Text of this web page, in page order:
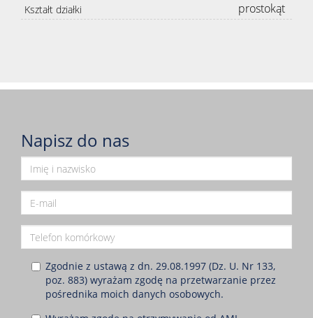
Kształt działki prostokąt
Napisz do nas
Zgodnie z ustawą z dn. 29.08.1997 (Dz. U. Nr 133,
poz. 883) wyrażam zgodę na przetwarzanie przez
pośrednika moich danych osobowych.